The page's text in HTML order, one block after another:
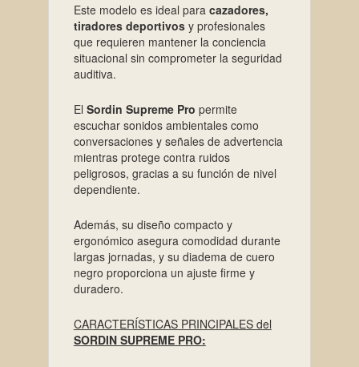
Este modelo es ideal para cazadores,
tiradores deportivosy profesionales
que requieren mantener la conciencia
situacional sin comprometer la seguridad
auditiva.
El Sordin Supreme Pro permite
escuchar sonidos ambientales como
conversaciones y señales de advertencia
mientras protege contra ruidos
peligrosos, gracias a su función de nivel
dependiente.
Además, su diseño compacto y
ergonómico asegura comodidad durante
largas jornadas, y su diadema de cuero
negro proporciona un ajuste firme y
duradero.
CARACTERÍSTICAS PRINCIPALES del
SORDIN SUPREME PRO: